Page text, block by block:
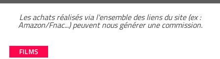
Les achats réalisés via l'ensemble des liens du site (ex :
Amazon/Fnac...) peuvent nous générer une commission.
FILMS